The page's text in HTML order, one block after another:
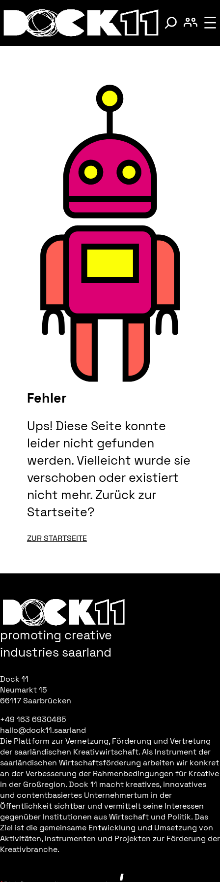
Fehler
Ups! Diese Seite konnte
leider nicht gefunden
werden. Vielleicht wurde sie
verschoben oder existiert
nicht mehr. Zurück zur
Startseite?
ZUR STARTSEITE
promoting creative
industries saarland
Dock 11
Neumarkt 15
66117 Saarbrücken
+49 163 6930485
hallo@dock11.saarland
Die Plattform zur Vernetzung, Förderung und Vertretung
der saarländischen Kreativwirtschaft. Als Instrument der
saarländischen Wirtschaftsförderung arbeiten wir konkret
an der Verbesserung der Rahmenbedingungen für Kreative
in der Großregion. Dock 11 macht kreatives, innovatives
und contentbasiertes Unternehmertum in der
Öffentlichkeit sichtbar und vermittelt seine Interessen
gegenüber Institutionen aus Wirtschaft und Politik. Das
Ziel ist die gemeinsame Entwicklung und Umsetzung von
Aktivitäten, Instrumenten und Projekten zur Förderung der
Kreativbranche.